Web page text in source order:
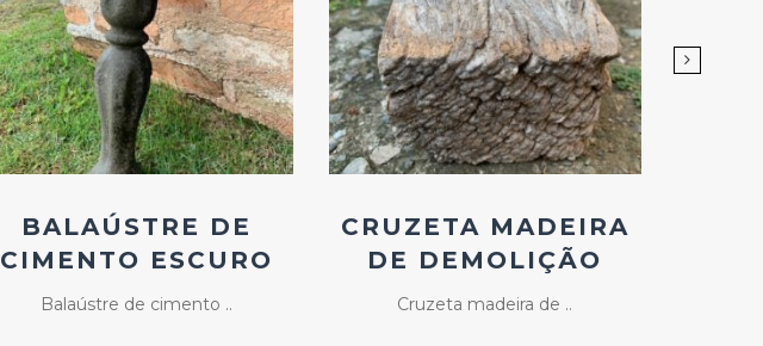
Add
ao
Favoritos
BALAÚSTRE DE
CIMENTO ESCURO
Balaústre de cimento ..
Add
ao
Favoritos
CRUZETA MADEIRA
DE DEMOLIÇÃO
Cruzeta madeira de ..